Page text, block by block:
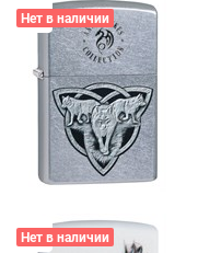
Нет в наличии
Нет в наличии